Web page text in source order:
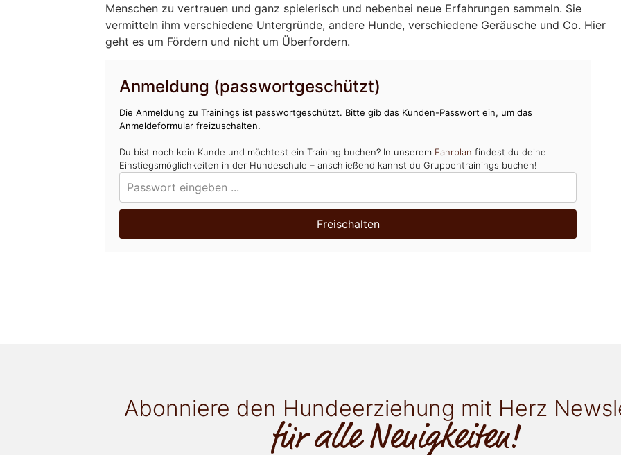
Menschen zu vertrauen und ganz spielerisch und nebenbei neue Erfahrungen sammeln. Sie
vermitteln ihm verschiedene Untergründe, andere Hunde, verschiedene Geräusche und Co. Hier
geht es um Fördern und nicht um Überfordern.
Anmeldung (passwortgeschützt)
Die Anmeldung zu Trainings ist passwortgeschützt. Bitte gib das Kunden-Passwort ein, um das
Anmeldeformular freizuschalten.
Du bist noch kein Kunde und möchtest ein Training buchen? In unserem Fahrplan findest du deine
Einstiegsmöglichkeiten in der Hundeschule – anschließend kannst du Gruppentrainings buchen!
Freischalten
Abonniere den Hundeerziehung mit Herz
für alle Neuigkeiten!